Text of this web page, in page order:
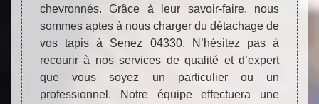
chevronnés. Grâce à leur savoir-faire, nous
sommes aptes à nous charger du détachage de
vos tapis à Senez 04330. N’hésitez pas à
recourir à nos services de qualité et d’expert
que vous soyez un particulier ou un
professionnel. Notre équipe effectuera une